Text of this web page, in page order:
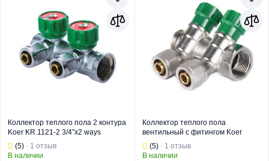
Коллектор теплого пола 2 контура
Koer KR.1121-2 3/4”x2 ways
(KR2650)
(5) · 1 отзыв
В наличии
Коллектор теплого пола
вентильный с фитингом Koer
KR.1123-2 3/4”x2 ways (KR2829)
(5)· 1 отзыв
В наличии